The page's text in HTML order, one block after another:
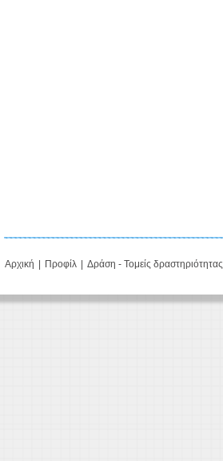
Αρχική Προφίλ Δράση - Τομείς δραστηριότητας